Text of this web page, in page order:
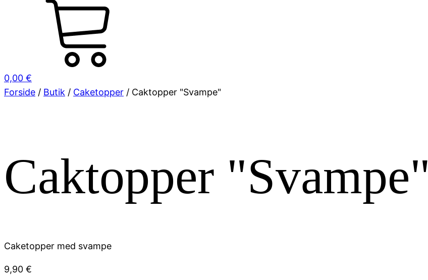
0,00 €
Forside / Butik / Caketopper / Caktopper "Svampe"
Caktopper "Svampe"
Caketopper med svampe
9,90 €